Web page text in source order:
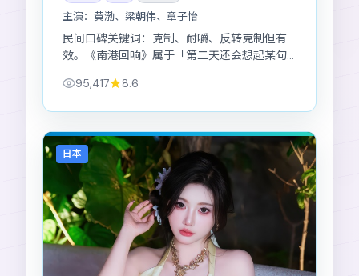
主演： 黄渤、梁朝伟、章子怡
民间口碑关键词：克制、耐嚼、反转克制但有
效。《南港回响》属于「第二天还会想起某句
95,417
8.6
日本